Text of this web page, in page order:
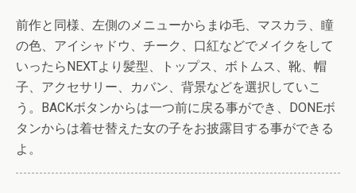
前作と同様、左側のメニューからまゆ毛、マスカラ、瞳
の色、アイシャドウ、チーク、口紅などでメイクをして
いったらNEXTより髪型、トップス、ボトムス、靴、帽
子、アクセサリー、カバン、背景などを選択していこ
う。BACKボタンからは一つ前に戻る事ができ、DONEボ
タンからは着せ替えた女の子をお披露目する事ができる
よ。